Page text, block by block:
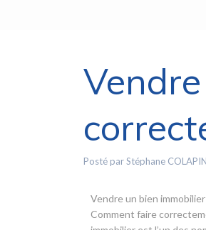
Posté par Stéphane
Vendre un bien
Comment faire